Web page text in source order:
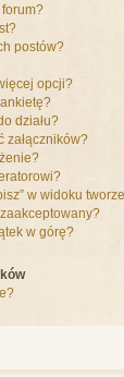
postów?
opcji?
działu?
załączników?
w widoku
w górę?